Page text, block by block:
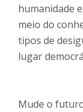
humanidade
meio do
tipos de
lugar
Mude o